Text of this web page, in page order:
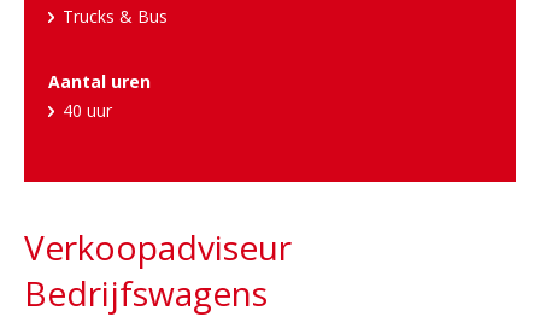
Trucks & Bus
Aantal uren
40 uur
Verkoopadviseur
Bedrijfswagens